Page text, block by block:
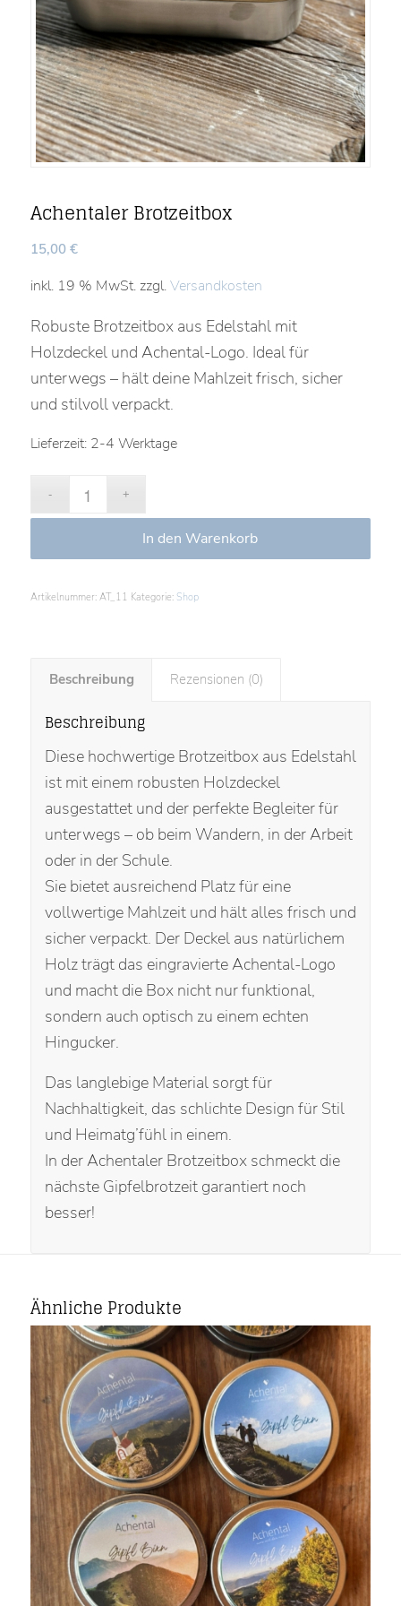
Achentaler Brotzeitbox
15,00 €
inkl. 19 % MwSt. zzgl.Versandkosten
Robuste Brotzeitbox aus Edelstahl mit
Holzdeckel und Achental-Logo. Ideal für
unterwegs – hält deine Mahlzeit frisch, sicher
und stilvoll verpackt.
Lieferzeit: 2-4 Werktage
In den Warenkorb
Artikelnummer: AT_11 Kategorie: Shop
Beschreibung Rezensionen (0)
Beschreibung
Diese hochwertige Brotzeitbox aus Edelstahl
ist mit einem robusten Holzdeckel
ausgestattet und der perfekte Begleiter für
unterwegs – ob beim Wandern, in der Arbeit
oder in der Schule.
Sie bietet ausreichend Platz für eine
vollwertige Mahlzeit und hält alles frisch und
sicher verpackt. Der Deckel aus natürlichem
Holz trägt das eingravierte Achental-Logo
und macht die Box nicht nur funktional,
sondern auch optisch zu einem echten
Hingucker.
Das langlebige Material sorgt für
Nachhaltigkeit, das schlichte Design für Stil
und Heimatg’fühl in einem.
In der Achentaler Brotzeitbox schmeckt die
nächste Gipfelbrotzeit garantiert noch
besser!
Ähnliche Produkte